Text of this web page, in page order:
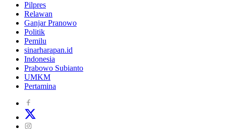
Pilpres
Relawan
Ganjar Pranowo
Politik
Pemilu
sinarharapan.id
Indonesia
Prabowo Subianto
UMKM
Pertamina